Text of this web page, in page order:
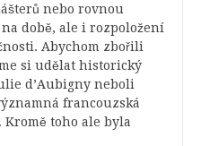
nebo rovnou
době, ale i rozpoložení
Abychom zbořili
si udělat historický
d’Aubigny neboli
francouzská
toho ale byla